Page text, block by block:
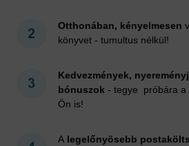
Otthonában, kényelmesen
könyvet - tumultus nélkül!
Kedvezmények,
bónuszok - tegye próbára a
Ön is!
A legelőnyösebb